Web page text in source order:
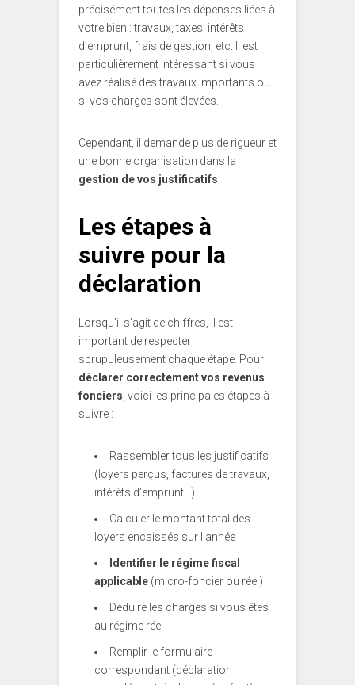
précisément toutes les dépenses liées à
votre bien : travaux, taxes, intérêts
d’emprunt, frais de gestion, etc. Il est
particulièrement intéressant si vous
avez réalisé des travaux importants ou
si vos charges sont élevées.
Cependant, il demande plus de rigueur et
une bonne organisation dans la
gestion de vos justificatifs.
Les étapes à
suivre pour la
déclaration
Lorsqu’il s’agit de chiffres, il est
important de respecter
scrupuleusement chaque étape. Pour
déclarer correctement vos revenus
fonciers, voici les principales étapes à
suivre :
Rassembler tous les justificatifs
(loyers perçus, factures de travaux,
intérêts d’emprunt…)
Calculer le montant total des
loyers encaissés sur l’année
Identifier le régime fiscal
applicable (micro-foncier ou réel)
Déduire les charges si vous êtes
au régime réel
Remplir le formulaire
correspondant (déclaration